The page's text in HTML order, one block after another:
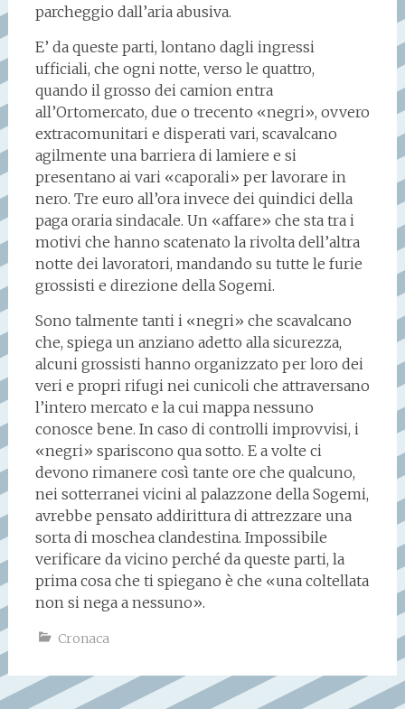
parcheggio dall’aria abusiva.
E’ da queste parti, lontano dagli ingressi
ufficiali, che ogni notte, verso le quattro,
quando il grosso dei camion entra
all’Ortomercato, due o trecento «negri», ovvero
extracomunitari e disperati vari, scavalcano
agilmente una barriera di lamiere e si
presentano ai vari «caporali» per lavorare in
nero. Tre euro all’ora invece dei quindici della
paga oraria sindacale. Un «affare» che sta tra i
motivi che hanno scatenato la rivolta dell’altra
notte dei lavoratori, mandando su tutte le furie
grossisti e direzione della Sogemi.
Sono talmente tanti i «negri» che scavalcano
che, spiega un anziano adetto alla sicurezza,
alcuni grossisti hanno organizzato per loro dei
veri e propri rifugi nei cunicoli che attraversano
l’intero mercato e la cui mappa nessuno
conosce bene. In caso di controlli improvvisi, i
«negri» spariscono qua sotto. E a volte ci
devono rimanere così tante ore che qualcuno,
nei sotterranei vicini al palazzone della Sogemi,
avrebbe pensato addirittura di attrezzare una
sorta di moschea clandestina. Impossibile
verificare da vicino perché da queste parti, la
prima cosa che ti spiegano è che «una coltellata
non si nega a nessuno».
Cronaca